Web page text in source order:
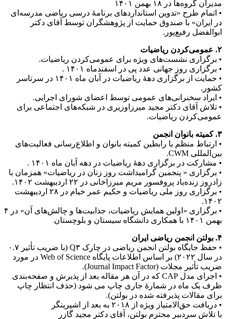
مدیران گروه‌ها در ۱۸ بهمن ۱۴۰۱
• اتمام طرح «تدوین استانداردهای برنامۀ درسی ریاضی مدرسه‌ای
در ایران» با صندوق حمایت از پژوهشگران توسط آقای دکتر
ابوالفضل رفیع‌پور.
۲. عمومی‌کردن ریاضیات
• برگزاری نشست‌های ویژه برای عمومی‌کردن ریاضیات.
• برگزاری روز جهانی عدد پی در اسفندماه ۱۴۰۱ .
• حمایت از برگزاری دهۀ ریاضیات در آبان ‌ماه ۱۴۰۱ در سرتاسر
کشور.
• ایراد سخنرانی‌های عمومی توسط اعضای شورای اجرایی.
• تلاش‌ آقای دکتر مجید میرزاوزیری در شبکه‌های اجتماعی برای
عمومی‌کردن ریاضیات.
۳. کمیته بانوان انجمن
• ارتباط منظم با رابطین کمیته بانوان و اطلاع‌رسانی فعالیت‌های
بین‌المللی CWM.
• مشارکت در برگزاری دهۀ ریاضیات در دهه آبان ماه ۱۴۰۱ .
• برگزاری « پنجمین گرامیداشت روز زنان در ریاضیات» همزمان با
زادروز زنده‌یاد پروفسور مریم میرزاخانی در ۲۲ اردیبهشت ۱۴۰۲.
• برگزاری روز ملی ریاضیات و حکیم عمر خیام در ۲۸ اردیبهشت
۱۴۰۲.
• برگزاری «اولین همایش ریاضیات، جذابیت‌ها و چالش‌های آن» در ۴
بهمن ۱۴۰۱ با همکاری دانشگاه سیستان و بلوچستان
۴. بولتن انجمن ریاضی ایران
• حفظ جایگاه بولتن انجمن ریاضی در چارک Q۳ (با ضریب تأثیر ۰.۷
در سال ۲۰۲۲) بر اساس اطلاعات پایگاه Web of Science در مورد
ضریب تأثیر مجلات (Journal Impact Factor).
• اجرای مدل CAP که در آن هر مقاله بعد از پذیرش و صفحه‌بندی
ظرف یک ماه در شمارۀ جاری چاپ می شود (حذف انتظار چاپ
برای مقالات پذیرفته شده در بولتن).
• دریافت حق‌الامتیاز ویژه از ۲۰۱۸ به بعد از اشپرینگر
با تلاش سردبیر محترم بولتن، آقای دکتر مجید گازر